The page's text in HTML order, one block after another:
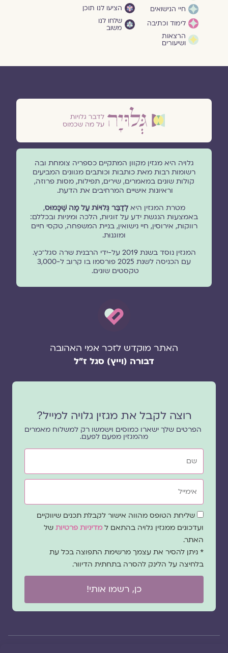
חיי הנישואים
לימוד וכתיבה
הרצאות
ושיעורים
הציעו לנו תוכן
שלחו לנו
משוב
גלויה היא מגזין מקוון המתקיים כספריה צומחת ובה
רשומות רבות מאת כותבות וכותבים מגוונים המביעים
קולות שונים במאמרים, שירים, תפילות, מסות פרוזה,
וראיונות אישיים המרחיבים את הדעת.
מטרת המגזין היאלְדַבֵּר גְּלוּיוֹת עַל מָה שֶׁכָּמוּס,
באמצעות הנגשת ידע על זוגיות, הלכה ומיניות ובכללם:
רווקות, אירוסין, חיי נישואין, בניית המשפחה, טקסי חיים
ומוגנוּת.
המגזין נוסד בשנת 2019 על-ידי הרבנית שרה סגל־כץ.
עם הכניסה לשנת 2025 פורסמו בו קרוב ל-3,000
טקסטים שונים.
האתר מוקדש לזכר אמי האהובה
דבורה (וייץ) סגל ז"ל
רוצה לקבל את מגזין גלויה למייל?
הפרטים שלך ישארו כמוסים וישמשו רק למשלוח מאמרים
מהמגזין מפעם לפעם.
שם
אימייל
שדהשליחת הטופס מהווה אישור לקבלת תכנים שיווקיים
ועדכונים ממגזין גלויה בהתאם למדיניות פרטיות של
האתר.
* ניתן להסיר את עצמך מרשימת התפוצה בכל עת
בלחיצה על הלינק להסרה בתחתית הדיוור.
כן, רשמו אותי!